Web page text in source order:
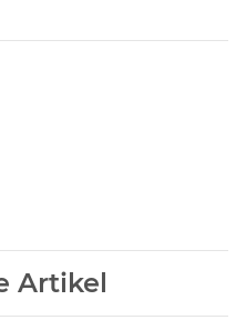
Artikel